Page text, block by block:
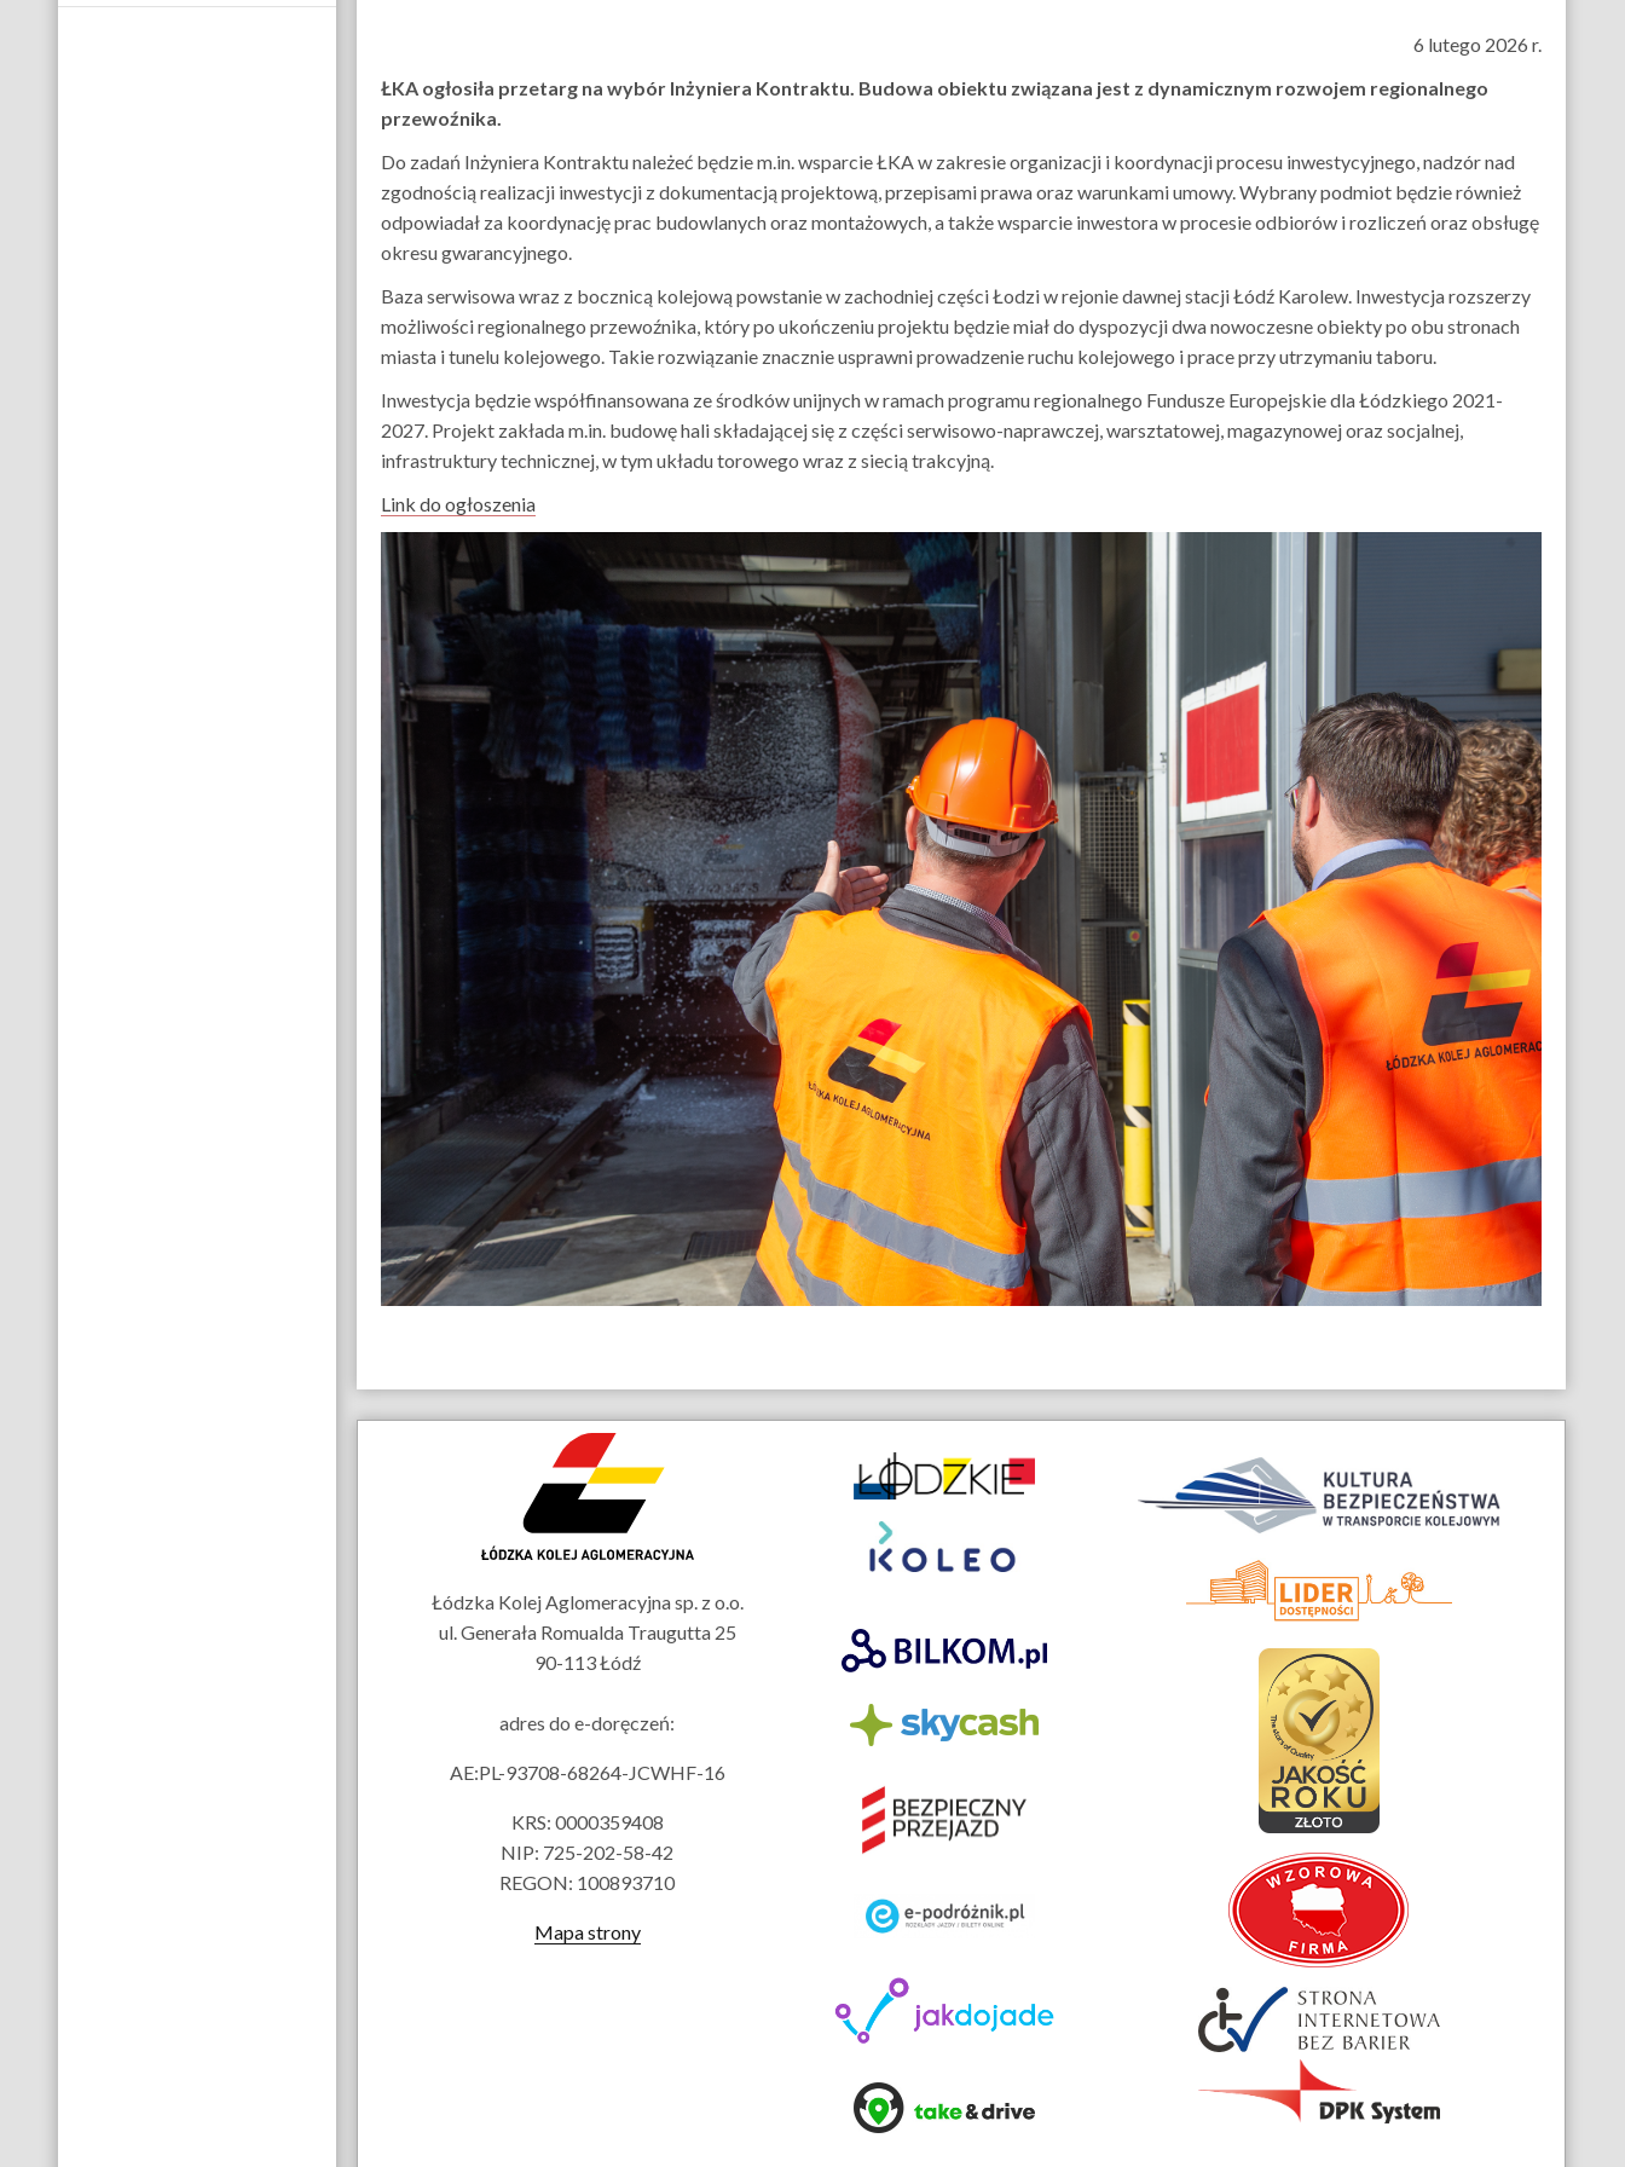
6 lutego 2026 r.
ŁKA ogłosiła przetarg na wybór Inżyniera Kontraktu. Budowa obiektu związana jest z dynamicznym rozwojem regionalnego
przewoźnika.
Do zadań Inżyniera Kontraktu należeć będzie m.in. wsparcie ŁKA w zakresie organizacji i koordynacji procesu inwestycyjnego, nadzór nad
zgodnością realizacji inwestycji z dokumentacją projektową, przepisami prawa oraz warunkami umowy. Wybrany podmiot będzie również
odpowiadał za koordynację prac budowlanych oraz montażowych, a także wsparcie inwestora w procesie odbiorów i rozliczeń oraz obsługę
okresu gwarancyjnego.
Baza serwisowa wraz z bocznicą kolejową powstanie w zachodniej części Łodzi w rejonie dawnej stacji Łódź Karolew. Inwestycja rozszerzy
możliwości regionalnego przewoźnika, który po ukończeniu projektu będzie miał do dyspozycji dwa nowoczesne obiekty po obu stronach
miasta i tunelu kolejowego. Takie rozwiązanie znacznie usprawni prowadzenie ruchu kolejowego i prace przy utrzymaniu taboru.
Inwestycja będzie współfinansowana ze środków unijnych w ramach programu regionalnego Fundusze Europejskie dla Łódzkiego 2021-
2027. Projekt zakłada m.in. budowę hali składającej się z części serwisowo-naprawczej, warsztatowej, magazynowej oraz socjalnej,
infrastruktury technicznej, w tym układu torowego wraz z siecią trakcyjną.
Link do ogłoszenia
kontaktowe
Łódzka Kolej Aglomeracyjna sp. z o.o.
ul. Generała Romualda Traugutta 25
90-113 Łódź
adres do e-doręczeń:
AE:PL-93708-68264-JCWHF-16
KRS: 0000359408
NIP: 725-202-58-42
REGON: 100893710
Mapa strony
Partnerzy
Nagrody